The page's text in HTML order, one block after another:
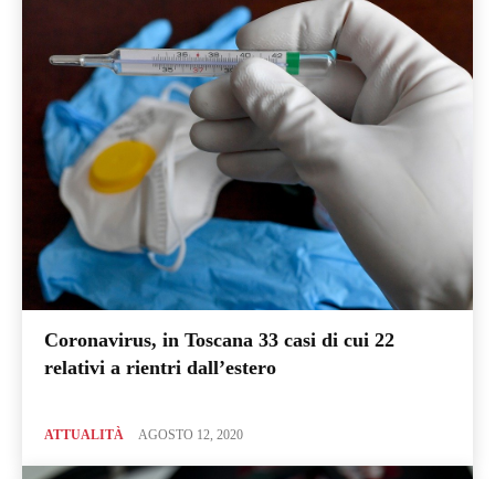
Coronavirus, in Toscana 33 casi di cui 22
relativi a rientri dall’estero
ATTUALITÀ AGOSTO 12, 2020